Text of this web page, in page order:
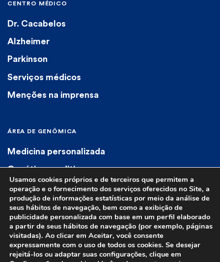
CENTRO MÉDICO
Dr. Cacabelos
Alzheimer
Parkinson
Serviços médicos
Menções na imprensa
ÁREA DE GENÔMICA
Medicina personalizada
Genética preditiva
Genética diagnóstica
Farmacogenética
Usamos cookies próprios e de terceiros que permitem a
operação e o fornecimento dos serviços oferecidos no Site, a
produção de informações estatísticas por meio da análise de
seus hábitos de navegação, bem como a exibição de
publicidade personalizada com base em um perfil elaborado
a partir de seus hábitos de navegação (por exemplo, páginas
visitadas). Ao clicar em Aceitar, você consente
expressamente com o uso de todos os cookies. Se desejar
rejeitá-los ou adaptar suas configurações, clique em